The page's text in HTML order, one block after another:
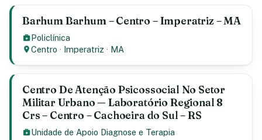
Barhum Barhum – Centro – Imperatriz – MA
Policlínica
Centro · Imperatriz · MA
Centro De Atenção Psicossocial No Setor
Militar Urbano — Laboratório Regional 8
Crs – Centro – Cachoeira do Sul – RS
Unidade de Apoio Diagnose e Terapia